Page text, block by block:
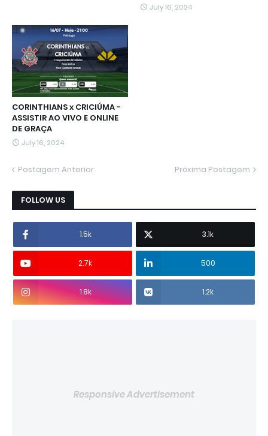
July 16, 2024
CORINTHIANS x CRICIÚMA -
ASSISTIR AO VIVO E ONLINE
DE GRAÇA
July 16, 2024
Postagem Anterior Próxima Postagem
FOLLOW US
1.5k 3.1k
2.7k 500
1.8k 1.2k
Responsive Advertisement